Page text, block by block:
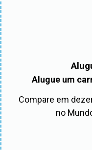
Alugue um
Compare em
no